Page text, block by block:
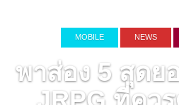
MOBILE NEWS
พาส่อง 5 สุดย